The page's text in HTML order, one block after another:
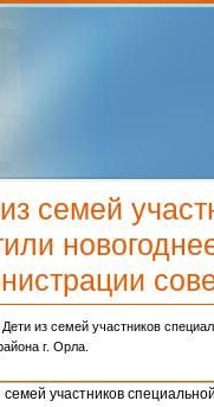
семей
Дети из семей участников
г. Орла.